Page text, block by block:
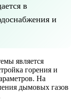
в
и
является
горения и
На
дымовых газов